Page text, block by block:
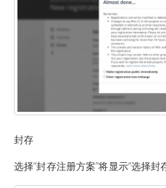
封存
选择“封存注册方案”将显示“选择封